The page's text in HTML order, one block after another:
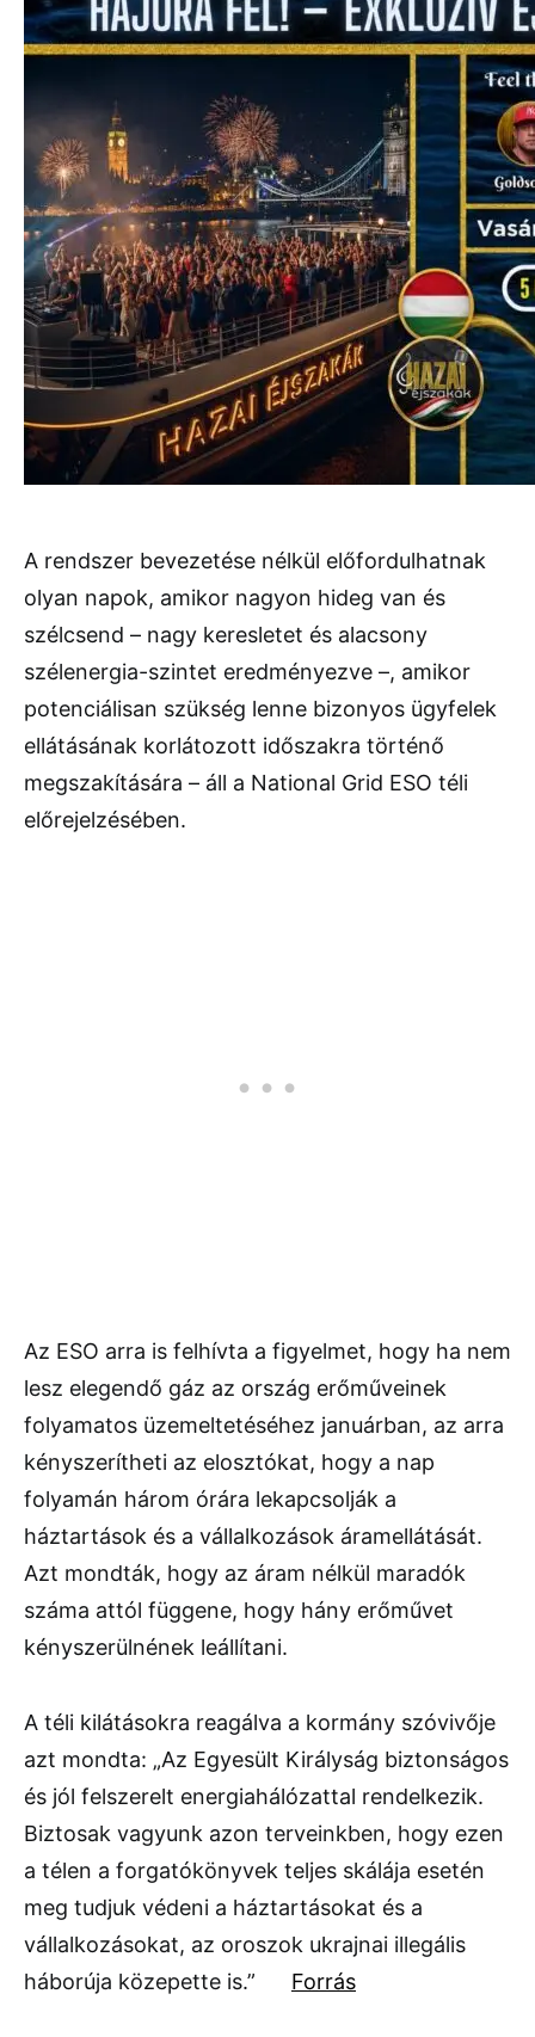
A rendszer bevezetése nélkül előfordulhatnak
olyan napok, amikor nagyon hideg van és
szélcsend – nagy keresletet és alacsony
szélenergia-szintet eredményezve –, amikor
potenciálisan szükség lenne bizonyos ügyfelek
ellátásának korlátozott időszakra történő
megszakítására – áll a National Grid ESO téli
előrejelzésében.
Az ESO arra is felhívta a figyelmet, hogy ha nem
lesz elegendő gáz az ország erőműveinek
folyamatos üzemeltetéséhez januárban, az arra
kényszerítheti az elosztókat, hogy a nap
folyamán három órára lekapcsolják a
háztartások és a vállalkozások áramellátását.
Azt mondták, hogy az áram nélkül maradók
száma attól függene, hogy hány erőművet
kényszerülnének leállítani.
A téli kilátásokra reagálva a kormány szóvivője
azt mondta: „Az Egyesült Királyság biztonságos
és jól felszerelt energiahálózattal rendelkezik.
Biztosak vagyunk azon terveinkben, hogy ezen
a télen a forgatókönyvek teljes skálája esetén
meg tudjuk védeni a háztartásokat és a
vállalkozásokat, az oroszok ukrajnai illegális
háborúja közepette is.” Forrás